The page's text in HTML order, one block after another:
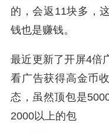
的，会返11块多，
钱也是赚钱。
最近更新了开屏4倍
看广告获得高金币
态，虽然顶包是
2000以上的包